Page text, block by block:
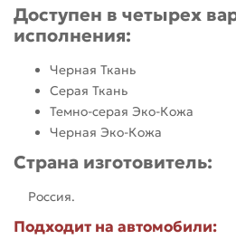
Доступен в четырех
исполнения:
Черная Ткань
Серая Ткань
Темно-серая Эко-Кожа
Черная Эко-Кожа
Страна изготовитель:
Россия.
Подходит на автомобили: